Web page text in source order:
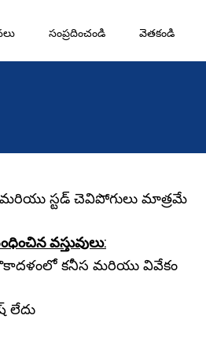
సంప్రదించండి వెతకండి
స్టడ్ చెవిపోగులు మాత్రమే
వస్తువులు:
కనీస మరియు వివేకం
లేదు